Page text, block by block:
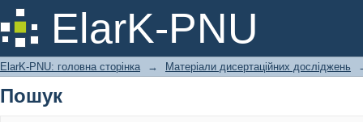
ElarK-PNU
Пошук
ElarK-PNU: головна сторінка → Матеріали дисертаційних досліджень
Пошук